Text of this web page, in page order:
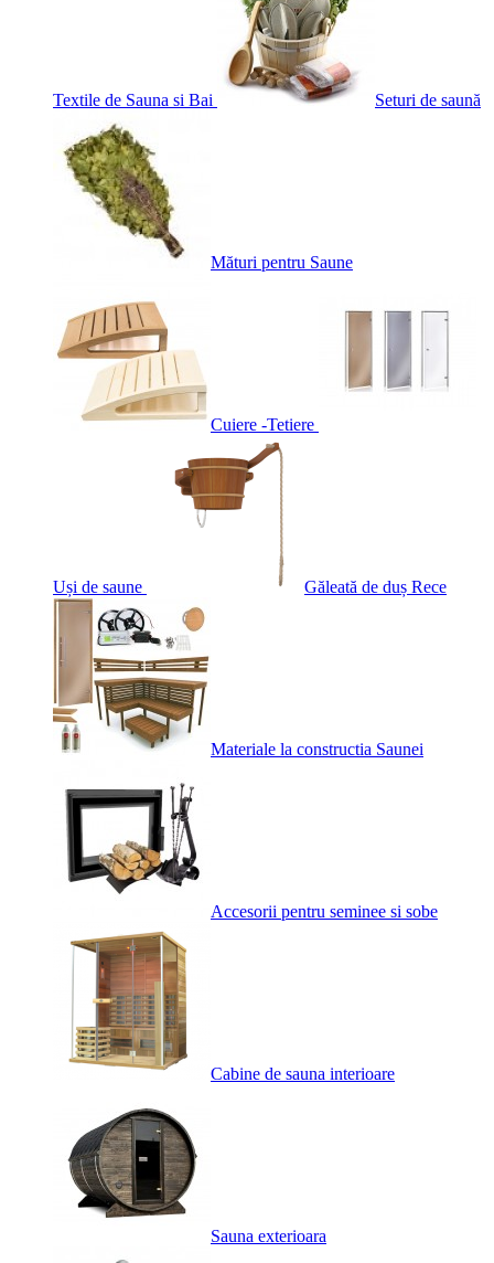
Textile de Sauna si Bai Seturi de saună
Mături pentru Saune
Cuiere -Tetiere
Uși de saune Găleată de duș Rece
Materiale la constructia Saunei
Accesorii pentru seminee si sobe
Cabine de sauna interioare
Sauna exterioara